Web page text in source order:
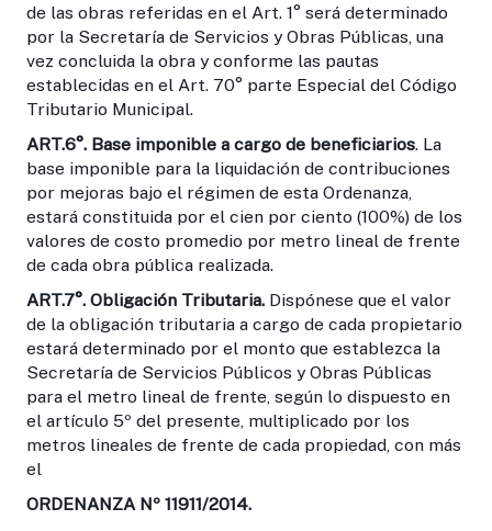
de las obras referidas en el Art. 1° será determinado
por la Secretaría de Servicios y Obras Públicas, una
vez concluida la obra y conforme las pautas
establecidas en el Art. 70° parte Especial del Código
Tributario Municipal.
ART.6°. Base imponible a cargo de beneficiarios. La
base imponible para la liquidación de contribuciones
por mejoras bajo el régimen de esta Ordenanza,
estará constituida por el cien por ciento (100%) de los
valores de costo promedio por metro lineal de frente
de cada obra pública realizada.
ART.7°. Obligación Tributaria. Dispónese que el valor
de la obligación tributaria a cargo de cada propietario
estará determinado por el monto que establezca la
Secretaría de Servicios Públicos y Obras Públicas
para el metro lineal de frente, según lo dispuesto en
el artículo 5º del presente, multiplicado por los
metros lineales de frente de cada propiedad, con más
el
ORDENANZA Nº 11911/2014.